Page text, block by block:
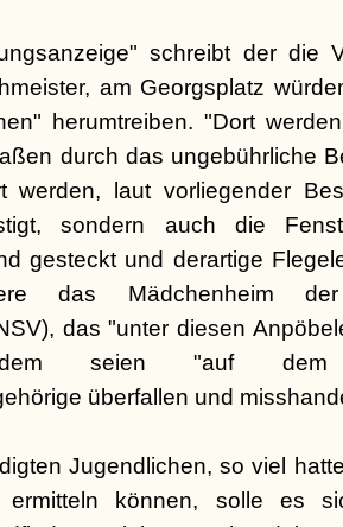
schreibt der die
am Georgsplatz
herumtreiben. "Dort
durch das ungebührliche
werden, laut vorliegender
sondern auch die
gesteckt und derartige
das Mädchenheim der
das "unter diesen
seien "auf dem
überfallen und
Jugendlichen, so viel
können, solle es